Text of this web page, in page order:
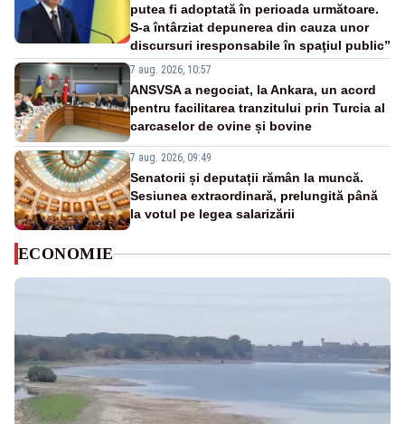
putea fi adoptată în perioada următoare.
S-a întârziat depunerea din cauza unor
discursuri iresponsabile în spaţiul public”
7 aug. 2026, 10:57
ANSVSA a negociat, la Ankara, un acord
pentru facilitarea tranzitului prin Turcia al
carcaselor de ovine și bovine
7 aug. 2026, 09:49
Senatorii și deputații rămân la muncă.
Sesiunea extraordinară, prelungită până
la votul pe legea salarizării
ECONOMIE